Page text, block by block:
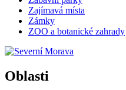
Zajímavá místa
Zámky
ZOO a botanické zahrady
Oblasti